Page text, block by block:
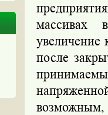
массивах
увеличение
после
возможным,